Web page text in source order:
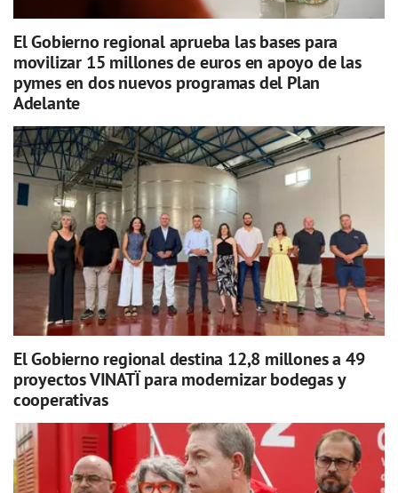
El Gobierno regional aprueba las bases para
movilizar 15 millones de euros en apoyo de las
pymes en dos nuevos programas del Plan
Adelante
El Gobierno regional destina 12,8 millones a 49
proyectos VINATÏ para modernizar bodegas y
cooperativas